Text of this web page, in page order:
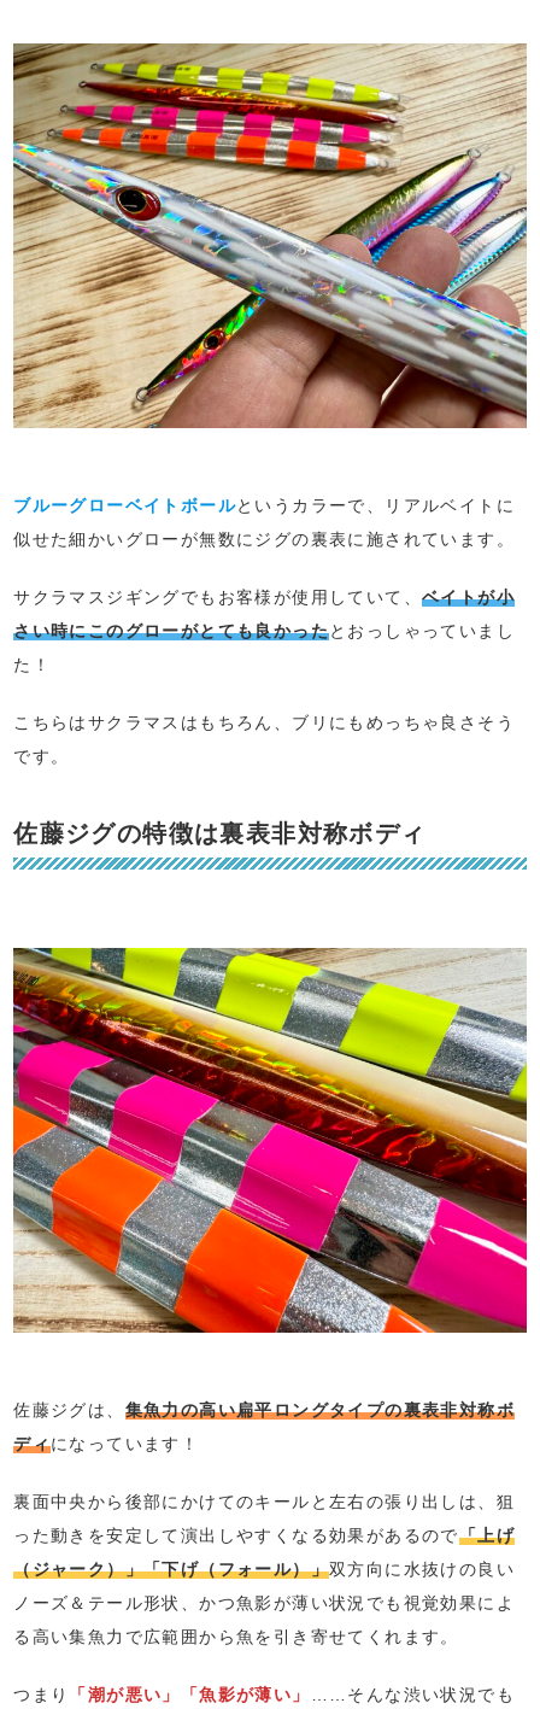
ブルーグローベイトボールというカラーで、リアルベイトに
似せた細かいグローが無数にジグの裏表に施されています。
サクラマスジギングでもお客様が使用していて、ベイトが小
さい時にこのグローがとても良かったとおっしゃっていまし
た！
こちらはサクラマスはもちろん、ブリにもめっちゃ良さそう
です。
佐藤ジグの特徴は裏表非対称ボディ
佐藤ジグは、 集魚力の高い扁平ロングタイプの裏表非対称ボ
ディになっています！
裏面中央から後部にかけてのキールと左右の張り出しは、狙
った動きを安定して演出しやすくなる効果があるので「上げ
（ジャーク）」「下げ（フォール）」双方向に水抜けの良い
ノーズ＆テール形状、かつ魚影が薄い状況でも視覚効果によ
る高い集魚力で広範囲から魚を引き寄せてくれます。
つまり 「潮が悪い」「魚影が薄い」 ……そんな渋い状況でも